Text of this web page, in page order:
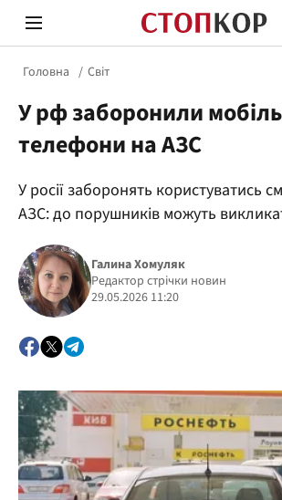
Стоп Політичній Корупції
Політика
Головна Світ
У рф заборонили
телефони на АЗС
У росії заборонять користуватись
АЗС: до порушників можуть
Галина Хомуляк
Редактор стрічки новин
29.05.2026 11:20